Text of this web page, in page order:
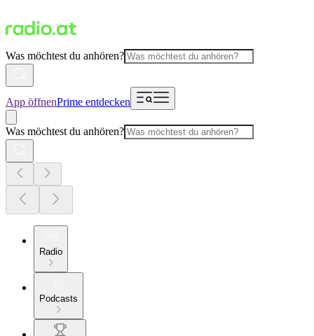
Was möchtest du anhören?
App öffnenPrime entdecken
Was möchtest du anhören?
Radio
Podcasts